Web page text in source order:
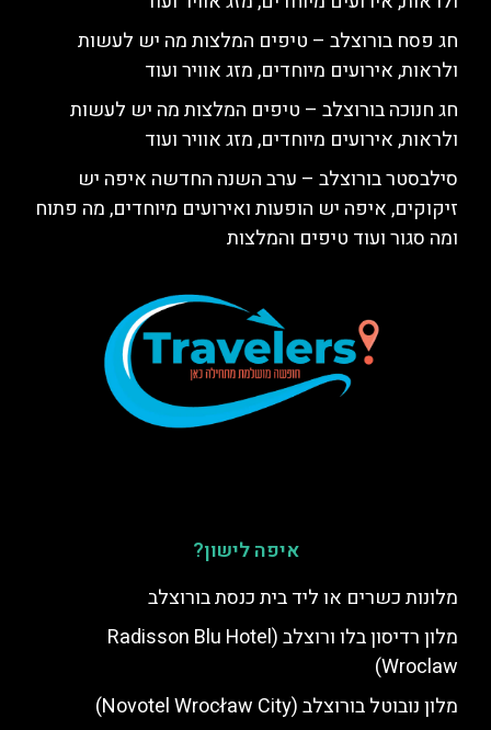
חג פסח בורוצלב – טיפים המלצות מה יש לעשות
ולראות, אירועים מיוחדים, מזג אוויר ועוד
חג חנוכה בורוצלב – טיפים המלצות מה יש לעשות
ולראות, אירועים מיוחדים, מזג אוויר ועוד
סילבסטר בורוצלב – ערב השנה החדשה איפה יש
זיקוקים, איפה יש הופעות ואירועים מיוחדים, מה פתוח
ומה סגור ועוד טיפים והמלצות
איפה לישון?
מלונות כשרים או ליד בית כנסת בורוצלב
מלון רדיסון בלו ורוצלב (Radisson Blu Hotel
Wroclaw)
מלון נובוטל בורוצלב (Novotel Wrocław City)